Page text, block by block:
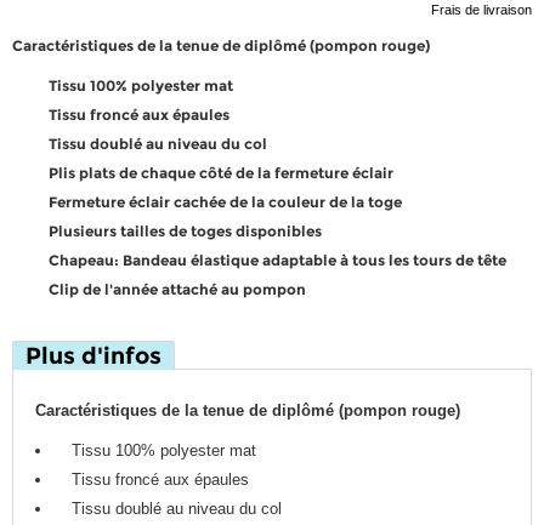
Frais de livraison
Caractéristiques de la tenue de diplômé (pompon rouge)
Tissu 100% polyester mat
Tissu froncé aux épaules
Tissu doublé au niveau du col
Plis plats de chaque côté de la fermeture éclair
Fermeture éclair cachée de la couleur de la toge
Plusieurs tailles de toges disponibles
Chapeau: Bandeau élastique adaptable à tous les tours de tête
Clip de l'année attaché au pompon
Plus d'infos
Caractéristiques de la tenue de diplômé (pompon rouge)
Tissu 100% polyester mat
Tissu froncé aux épaules
Tissu doublé au niveau du col